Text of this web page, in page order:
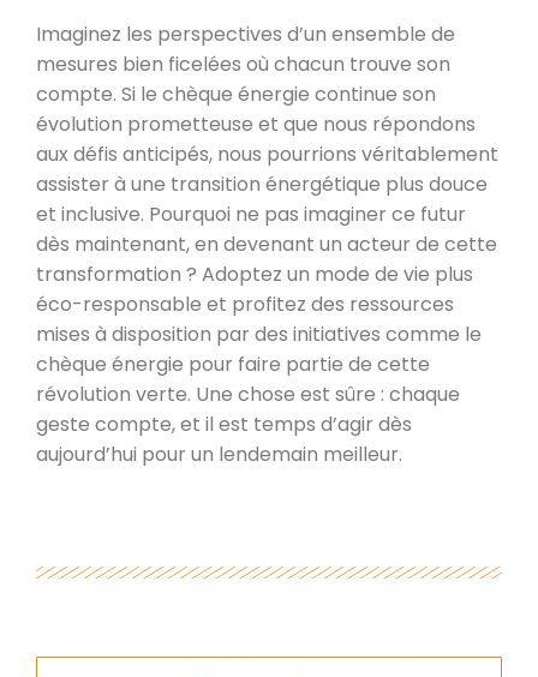
Imaginez les perspectives d’un ensemble de
mesures bien ficelées où chacun trouve son
compte. Si le chèque énergie continue son
évolution prometteuse et que nous répondons
aux défis anticipés, nous pourrions véritablement
assister à une transition énergétique plus douce
et inclusive. Pourquoi ne pas imaginer ce futur
dès maintenant, en devenant un acteur de cette
transformation ? Adoptez un mode de vie plus
éco-responsable et profitez des ressources
mises à disposition par des initiatives comme le
chèque énergie pour faire partie de cette
révolution verte. Une chose est sûre : chaque
geste compte, et il est temps d’agir dès
aujourd’hui pour un lendemain meilleur.